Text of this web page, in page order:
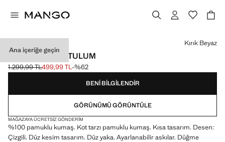
Ana içeriğe geçin
ÇIZGILI DENIM TULUM
Üstü çizili ilk fiyat [1.299,99 TL ]
1.299,99 TL
Güncel fiyat [499,99 TL ]
499,99 TL-%62
Bir renk seçin
Kırık Beyaz
BENI BILGILENDIR
GÖRÜNÜMÜ GÖRÜNTÜLE
MAĞAZAYA ÜCRETSIZ GÖNDERIM
%100 pamuklu kumaş. Kot tarzı pamuklu kumaş. Kısa tasarım. Desen:
Çizgili. Düz kesim tasarım. Düz yaka. Ayarlanabilir askılar. Düğme